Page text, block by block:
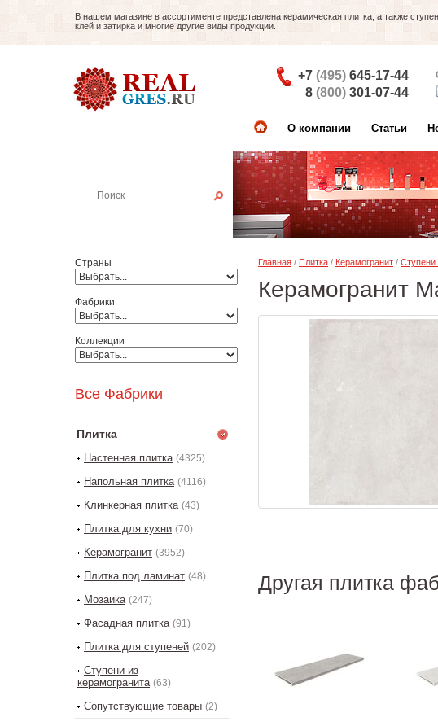
В нашем магазине в ассортименте представлена керамическая плитка, а также
клей и затирка и многие другие виды продукции.
+7 (495) 645-17-44
8 (800) 301-07-44
О компании Статьи
Страны
Фабрики
Коллекции
Все Фабрики
Плитка
Настенная плитка (4325)
Напольная плитка (4116)
Клинкерная плитка (43)
Плитка для кухни (70)
Керамогранит (3952)
Плитка под ламинат (48)
Мозаика (247)
Фасадная плитка (91)
Плитка для ступеней (202)
Ступени из
керамогранита (63)
Сопутствующие товары (2)
Главная / Плитка / Керамогранит / Ступени
Керамогранит
Другая плитка